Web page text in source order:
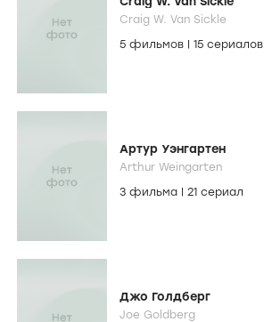
Craig W. Van Sickle
5 фильмов
15 сериалов
Артур Уэнгартен
Arthur Weingarten
3 фильма
21 сериал
Джо Голдберг
Joe Goldberg